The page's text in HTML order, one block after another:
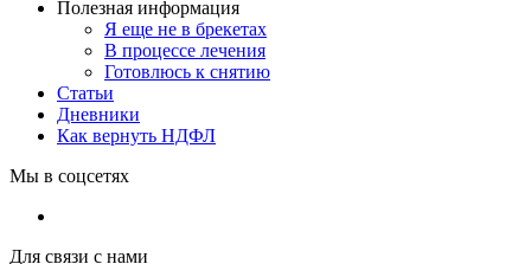
Полезная информация
Я еще не в брекетах
В процессе лечения
Готовлюсь к снятию
Статьи
Дневники
Как вернуть НДФЛ
Мы в соцсетях
Для связи с нами